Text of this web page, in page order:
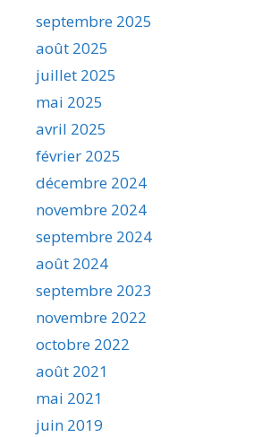
septembre 2025
août 2025
juillet 2025
mai 2025
avril 2025
février 2025
décembre 2024
novembre 2024
septembre 2024
août 2024
septembre 2023
novembre 2022
octobre 2022
août 2021
mai 2021
juin 2019